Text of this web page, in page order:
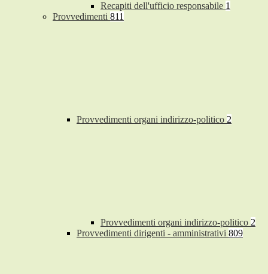
Recapiti dell'ufficio responsabile 1
Provvedimenti 811
Provvedimenti organi indirizzo-politico 2
Provvedimenti organi indirizzo-politico 2
Provvedimenti dirigenti - amministrativi 809